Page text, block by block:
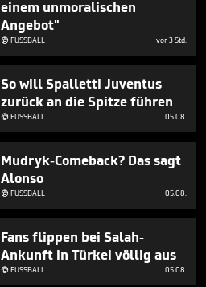
einem unmoralischen
Angebot"
FUSSBALL vor 3 Std.
So will Spalletti Juventus
zurück an die Spitze führen
FUSSBALL 05.08.
Mudryk-Comeback? Das sagt
Alonso
FUSSBALL 05.08.
Fans flippen bei Salah-
Ankunft in Türkei völlig aus
FUSSBALL 05.08.